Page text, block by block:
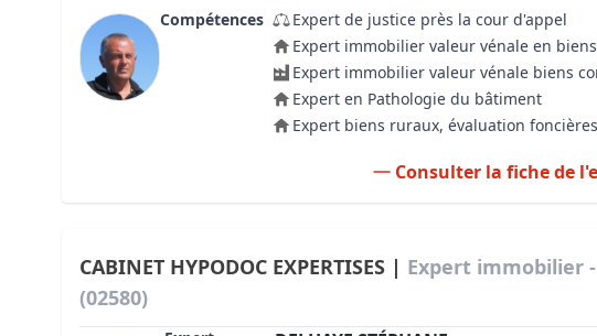
Compétences
Expert de justice près la cour d'appel
Expert immobilier valeur vénale en
Expert immobilier valeur vénale biens
Expert en Pathologie du bâtiment
Expert biens ruraux, évaluation
Consulter la fiche de
CABINET HYPODOC EXPERTISES | Expert immobilier -
(02580)